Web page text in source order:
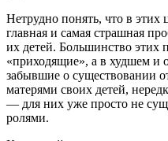
Нетрудно понять, что в этих
главная и самая страшная
их детей. Большинство
«приходящие», а в худшем и
забывшие о существовании
матерями своих детей,
— для них уже просто не
ролями.